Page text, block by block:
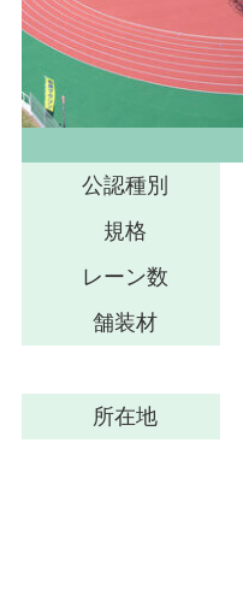
公認種別
規格
レーン数
舗装材
所在地